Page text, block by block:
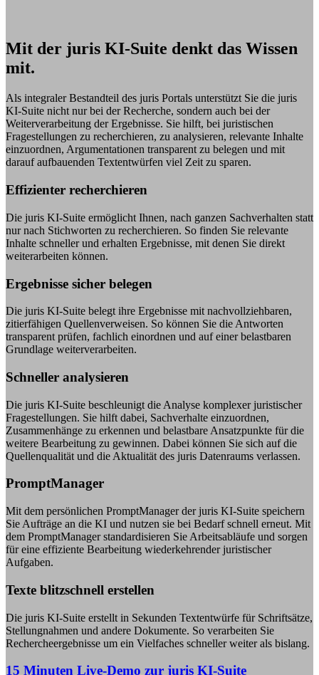
Mit der juris KI-Suite denkt das Wissen
mit.
Als integraler Bestandteil des juris Portals unterstützt Sie die juris
KI-Suite nicht nur bei der Recherche, sondern auch bei der
Weiterverarbeitung der Ergebnisse. Sie hilft, bei juristischen
Fragestellungen zu recherchieren, zu analysieren, relevante Inhalte
einzuordnen, Argumentationen transparent zu belegen und mit
darauf aufbauenden Textentwürfen viel Zeit zu sparen.
Effizienter recherchieren
Die juris KI-Suite ermöglicht Ihnen, nach ganzen Sachverhalten statt
nur nach Stichworten zu recherchieren. So finden Sie relevante
Inhalte schneller und erhalten Ergebnisse, mit denen Sie direkt
weiterarbeiten können.
Ergebnisse sicher belegen
Die juris KI-Suite belegt ihre Ergebnisse mit nachvollziehbaren,
zitierfähigen Quellenverweisen. So können Sie die Antworten
transparent prüfen, fachlich einordnen und auf einer belastbaren
Grundlage weiterverarbeiten.
Schneller analysieren
Die juris KI-Suite beschleunigt die Analyse komplexer juristischer
Fragestellungen. Sie hilft dabei, Sachverhalte einzuordnen,
Zusammenhänge zu erkennen und belastbare Ansatzpunkte für die
weitere Bearbeitung zu gewinnen. Dabei können Sie sich auf die
Quellenqualität und die Aktualität des juris Datenraums verlassen.
PromptManager
Mit dem persönlichen PromptManager der juris KI-Suite speichern
Sie Aufträge an die KI und nutzen sie bei Bedarf schnell erneut. Mit
dem PromptManager standardisieren Sie Arbeitsabläufe und sorgen
für eine effiziente Bearbeitung wiederkehrender juristischer
Aufgaben.
Texte blitzschnell erstellen
Die juris KI-Suite erstellt in Sekunden Textentwürfe für Schriftsätze,
Stellungnahmen und andere Dokumente. So verarbeiten Sie
Rechercheergebnisse um ein Vielfaches schneller weiter als bislang.
15 Minuten Live-Demo zur juris KI-Suite